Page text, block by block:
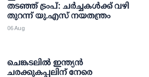
തടഞ്ഞ് ട്രംപ്: ചര്‍ച്ചകള്‍ക്ക് വഴി
തുറന്ന് യു.എസ് നയതന്ത്രം
06 Aug
ചെങ്കടലില്‍ ഇന്ത്യന്‍
ചരക്കുകപ്പലിന് നേരെ